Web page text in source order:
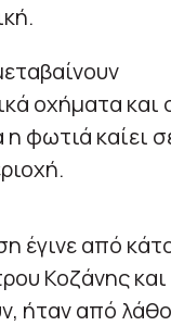
οχήματα
η φωτιά καίει
έγινε από
Κοζάνης
ήταν από